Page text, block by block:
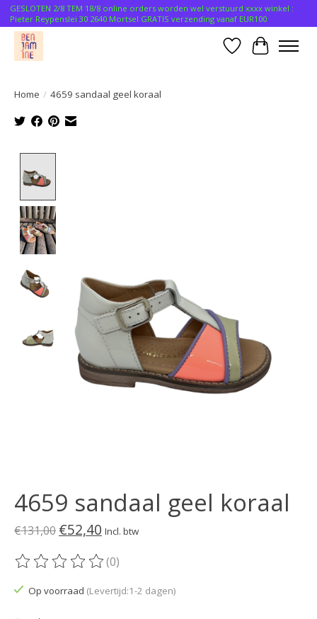
GESLOTEN 2/8 TEM 18/8 online orders worden wel verstuurd xxxx winkel :
Pieter Reypenslei 30 2640 Mortsel GRATIS verzending vanaf EUR100
Verlanglijst
Home / 4659 sandaal geel koraal
4659 sandaal geel koraal
€131,00 €52,40 Incl. btw
De beoordeling van dit product is
(0)
Op voorraad (Levertijd:1-2 dagen)